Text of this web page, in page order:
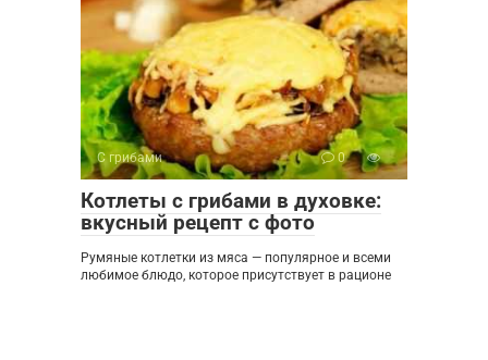
С грибами 0
Котлеты с грибами в духовке:
вкусный рецепт с фото
Румяные котлетки из мяса — популярное и всеми
любимое блюдо, которое присутствует в рационе